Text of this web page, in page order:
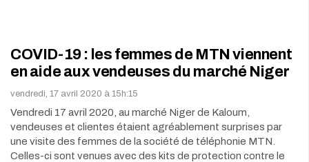
COVID-19 : les femmes de MTN viennent
en aide aux vendeuses du marché Niger
vendredi, 17 avril 2020 à 15h:15
Vendredi 17 avril 2020, au marché Niger de Kaloum,
vendeuses et clientes étaient agréablement surprises par
une visite des femmes de la société de téléphonie MTN.
Celles-ci sont venues avec des kits de protection contre le